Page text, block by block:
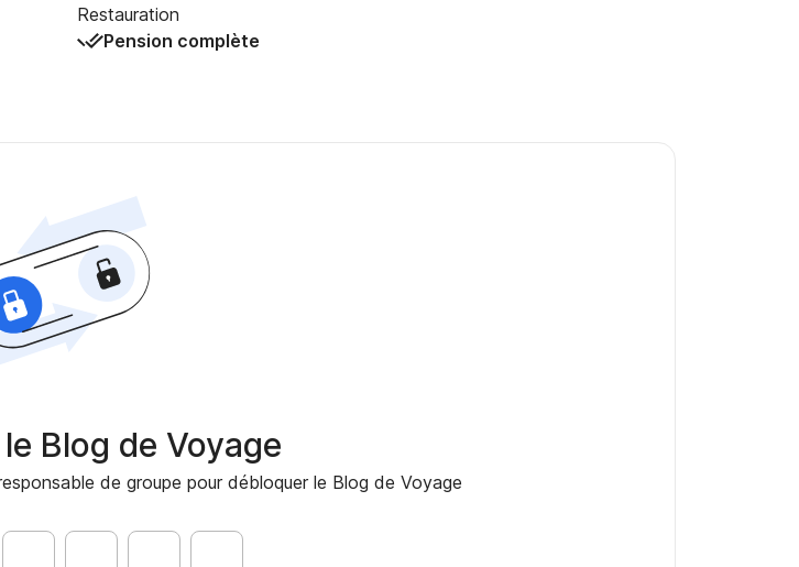
Restauration
Pension complète
Blog de Voyage
de groupe pour débloquer le Blog de Voyage